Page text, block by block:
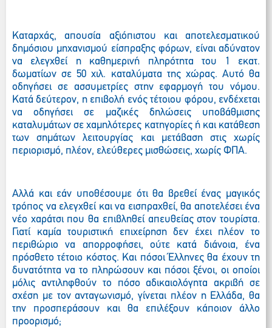
Καταρχάς, απουσία αξιόπιστου και αποτελεσματικού
δημόσιου μηχανισμού είσπραξης φόρων, είναι αδύνατον
να ελεγχθεί η καθημερινή πληρότητα του 1 εκατ.
δωματίων σε 50 χιλ. καταλύματα της χώρας. Αυτό θα
οδηγήσει σε ασσυμετρίες στην εφαρμογή του νόμου.
Κατά δεύτερον, η επιβολή ενός τέτοιου φόρου, ενδέχεται
να οδηγήσει σε μαζικές δηλώσεις υποβάθμισης
καταλυμάτων σε χαμηλότερες κατηγορίες ή και κατάθεση
των σημάτων λειτουργίας και μετάβαση στις χωρίς
περιορισμό, πλέον, ελεύθερες μισθώσεις, χωρίς ΦΠΑ.
Αλλά και εάν υποθέσουμε ότι θα βρεθεί ένας μαγικός
τρόπος να ελεγχθεί και να εισπραχθεί, θα αποτελέσει ένα
νέο χαράτσι που θα επιβληθεί απευθείας στον τουρίστα.
Γιατί καμία τουριστική επιχείρηση δεν έχει πλέον το
περιθώριο να απορροφήσει, ούτε κατά διάνοια, ένα
πρόσθετο τέτοιο κόστος. Και πόσοι Έλληνες θα έχουν τη
δυνατότητα να το πληρώσουν και πόσοι ξένοι, οι οποίοι
μόλις αντιληφθούν το πόσο αδικαιολόγητα ακριβή σε
σχέση με τον ανταγωνισμό, γίνεται πλέον η Ελλάδα, θα
την προσπεράσουν και θα επιλέξουν κάποιον άλλο
προορισμό;